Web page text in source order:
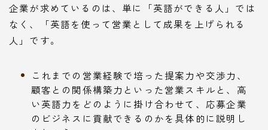
企業が求めているのは、単に「英語ができる人」では
なく、「英語を使って営業として成果を上げられる
人」です。
これまでの営業経験で培った提案力や交渉力、
顧客との関係構築力といった営業スキルと、高
い英語力をどのように掛け合わせて、応募企業
のビジネスに貢献できるのかを具体的に説明し